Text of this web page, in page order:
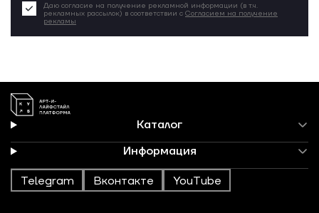
Даю согласие на получение рекламной информации (в т.ч.
рекламных рассылок) в соответствии с Согласием на получение
рекламы
Каталог
Информация
Telegram Вконтакте YouTube